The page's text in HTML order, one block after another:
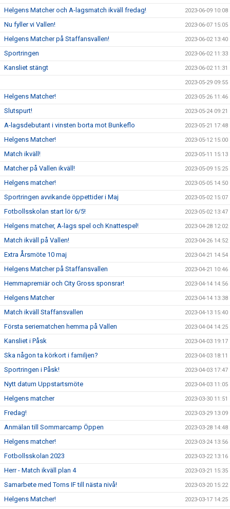
Helgens Matcher och A-lagsmatch ikväll fredag! 2023-06-09 10:08
Nu fyller vi Vallen! 2023-06-07 15:05
Helgens Matcher på Staffansvallen! 2023-06-02 13:40
Sportringen 2023-06-02 11:33
Kansliet stängt 2023-06-02 11:31
2023-05-29 09:55
Helgens Matcher! 2023-05-26 11:46
Slutspurt! 2023-05-24 09:21
A-lagsdebutant i vinsten borta mot Bunkeflo 2023-05-21 17:48
Helgens Matcher! 2023-05-12 15:00
Match ikväll! 2023-05-11 15:13
Matcher på Vallen ikväll! 2023-05-09 15:25
Helgens matcher! 2023-05-05 14:50
Sportringen avvikande öppettider i Maj 2023-05-02 15:07
Fotbollsskolan start lör 6/5! 2023-05-02 13:47
Helgens matcher, A-lags spel och Knattespel! 2023-04-28 12:02
Match ikväll på Vallen! 2023-04-26 14:52
Extra Årsmöte 10 maj 2023-04-21 14:54
Helgens Matcher på Staffansvallen 2023-04-21 10:46
Hemmapremiär och City Gross sponsrar! 2023-04-14 14:56
Helgens Matcher 2023-04-14 13:38
Match ikväll Staffansvallen 2023-04-13 15:40
Första seriematchen hemma på Vallen 2023-04-04 14:25
Kansliet i Påsk 2023-04-03 19:17
Ska någon ta körkort i familjen? 2023-04-03 18:11
Sportringen i Påsk! 2023-04-03 17:47
Nytt datum Uppstartsmöte 2023-04-03 11:05
Helgens matcher 2023-03-30 11:51
Fredag! 2023-03-29 13:09
Anmälan till Sommarcamp Öppen 2023-03-28 14:48
Helgens matcher! 2023-03-24 13:56
Fotbollsskolan 2023 2023-03-22 13:16
Herr - Match ikväll plan 4 2023-03-21 15:35
Samarbete med Torns IF till nästa nivå! 2023-03-20 15:22
Helgens Matcher! 2023-03-17 14:25